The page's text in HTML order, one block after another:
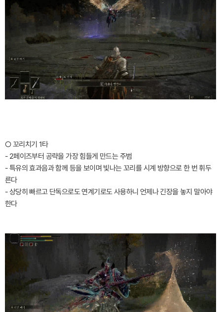
○ 꼬리치기 1타
- 2페이즈부터 공략을 가장 힘들게 만드는 주범
- 특유의 효과음과 함께 등을 보이며 빛나는 꼬리를 시계 방향으로 한 번 휘두
른다
- 상당히 빠르고 단독으로도 연계기로도 사용하니 언제나 긴장을 놓지 말아야
한다